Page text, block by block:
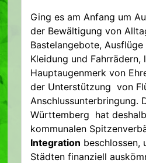
Ging es am Anfang um
der Bewältigung von
Bastelangebote,
Kleidung und
Hauptaugenmerk von
der Unterstützung von
Anschlussunterbringung.
Württemberg hat
kommunalen
Integration beschlossen,
Städten finanziell